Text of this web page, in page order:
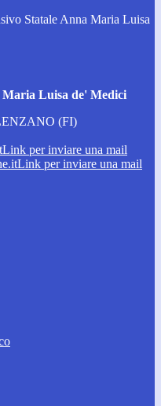
Statale Anna Maria Luisa
Luisa de' Medici
(FI)
Link per inviare una mail
Link per inviare una mail